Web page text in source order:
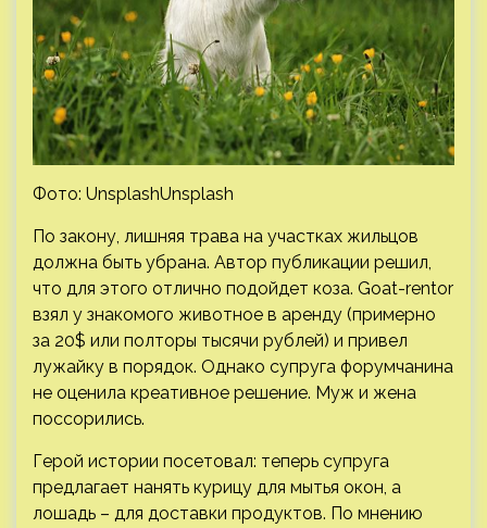
Фото: UnsplashUnsplash
По закону, лишняя трава на участках жильцов
должна быть убрана. Автор публикации решил,
что для этого отлично подойдет коза. Goat-rentor
взял у знакомого животное в аренду (примерно
за 20$ или полторы тысячи рублей) и привел
лужайку в порядок. Однако супруга форумчанина
не оценила креативное решение. Муж и жена
поссорились.
Герой истории посетовал: теперь супруга
предлагает нанять курицу для мытья окон, а
лошадь – для доставки продуктов. По мнению